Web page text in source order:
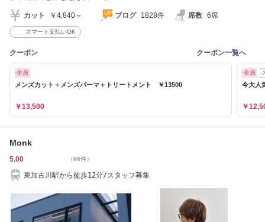
カット ￥4,840～ ブログ 1828件 席数 6席
スマート支払いOK
クーポン クーポン一覧へ
全員
メンズカット＋メンズパーマ＋トリートメント ￥13500
￥13,500
全員
今大人
￥
Monk
5.00 （96件）
東加古川駅から徒歩12分/スタッフ募集